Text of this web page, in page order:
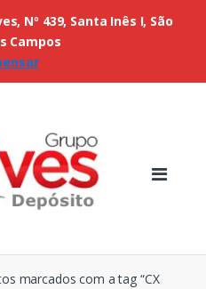
marcados com a tag “CX
Nº 439, Santa Inês I, São
Campos